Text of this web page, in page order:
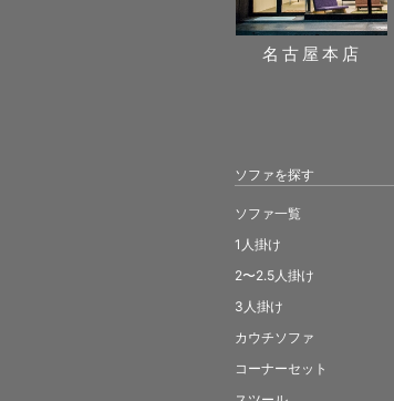
名古屋本店
ソファを探す
ソファ一覧
1人掛け
2〜2.5人掛け
3人掛け
カウチソファ
コーナーセット